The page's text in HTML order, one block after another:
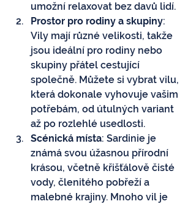
umožní relaxovat bez davů lidí.
Prostor pro rodiny a skupiny:
Vily mají různé velikosti, takže
jsou ideální pro rodiny nebo
skupiny přátel cestující
společně. Můžete si vybrat vilu,
která dokonale vyhovuje vašim
potřebám, od útulných variant
až po rozlehlé usedlosti.
Scénická místa: Sardinie je
známá svou úžasnou přírodní
krásou, včetně křišťálově čisté
vody, členitého pobřeží a
malebné krajiny. Mnoho vil je